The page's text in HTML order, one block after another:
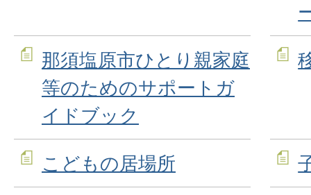
那須塩原市ひとり親家庭
等のためのサポートガ
イドブック
こどもの居場所